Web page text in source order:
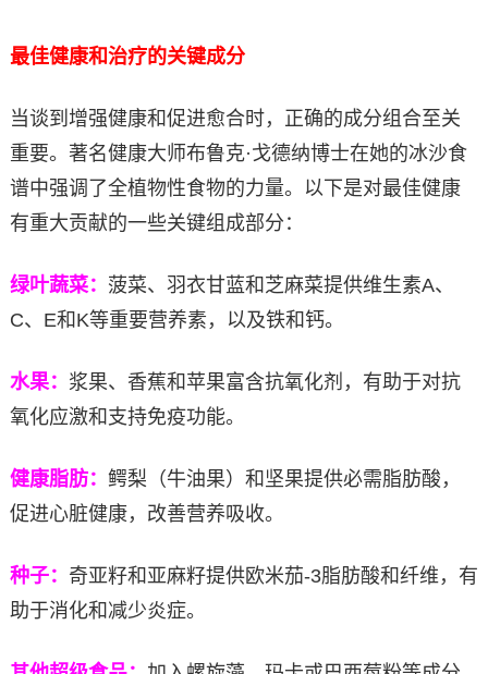
最佳健康和治疗的关键成分
当谈到增强健康和促进愈合时，正确的成分组合至关
重要。著名健康大师布鲁克·戈德纳博士在她的冰沙食
谱中强调了全植物性食物的力量。以下是对最佳健康
有重大贡献的一些关键组成部分：
绿叶蔬菜： 菠菜、羽衣甘蓝和芝麻菜提供维生素A、
C、E和K等重要营养素，以及铁和钙。
水果： 浆果、香蕉和苹果富含抗氧化剂，有助于对抗
氧化应激和支持免疫功能。
健康脂肪： 鳄梨（牛油果）和坚果提供必需脂肪酸，
促进心脏健康，改善营养吸收。
种子： 奇亚籽和亚麻籽提供欧米茄-3脂肪酸和纤维，有
助于消化和减少炎症。